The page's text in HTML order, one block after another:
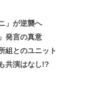
」が逆襲へ
発言の真意
組とのユニット
共演はなし!?